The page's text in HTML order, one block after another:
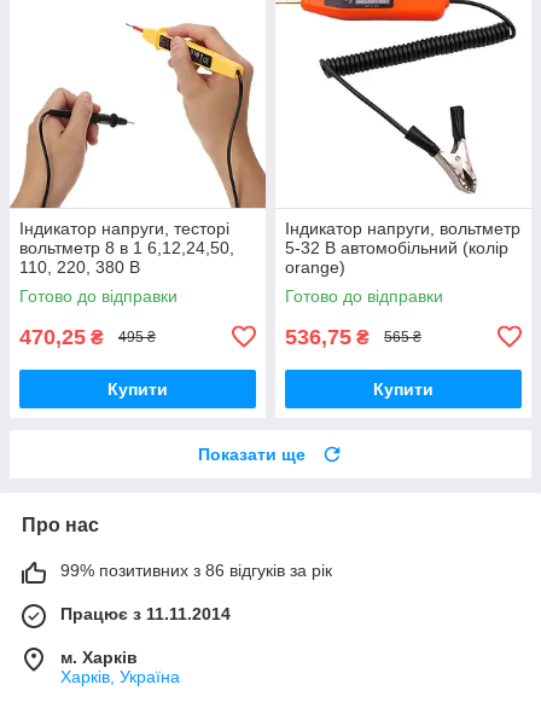
Індикатор напруги, тесторі
вольтметр 8 в 1 6,12,24,50,
110, 220, 380 В
Універсальний
Готово до відправки
470,25 ₴ 495 ₴
Купити
Індикатор напруги, вольтметр
5-32 В автомобільний (колір
orange)
Готово до відправки
536,75 ₴ 565 ₴
Купити
Показати ще
Про нас
99% позитивних з 86 відгуків за рік
Працює з 11.11.2014
м. Харків
Харків, Україна